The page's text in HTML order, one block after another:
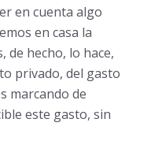
en cuenta algo
en casa la
de hecho, lo hace,
privado, del gasto
marcando de
este gasto, sin